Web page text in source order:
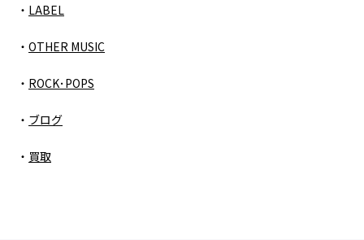
LABEL
OTHER MUSIC
ROCK･POPS
ブログ
買取